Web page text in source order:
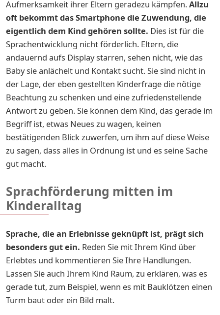
Aufmerksamkeit ihrer Eltern geradezu kämpfen.Allzu
oft bekommt das Smartphone die Zuwendung, die
eigentlich dem Kind gehören sollte. Dies ist für die
Sprachentwicklung nicht förderlich. Eltern, die
andauernd aufs Display starren, sehen nicht, wie das
Baby sie anlächelt und Kontakt sucht. Sie sind nicht in
der Lage, der eben gestellten Kinderfrage die nötige
Beachtung zu schenken und eine zufriedenstellende
Antwort zu geben. Sie können dem Kind, das gerade im
Begriff ist, etwas Neues zu wagen, keinen
bestätigenden Blick zuwerfen, um ihm auf diese Weise
zu sagen, dass alles in Ordnung ist und es seine Sache
gut macht.
Sprachförderung mitten im
Kinderalltag
Sprache, die an Erlebnisse geknüpft ist, prägt sich
besonders gut ein. Reden Sie mit Ihrem Kind über
Erlebtes und kommentieren Sie Ihre Handlungen.
Lassen Sie auch Ihrem Kind Raum, zu erklären, was es
gerade tut, zum Beispiel, wenn es mit Bauklötzen einen
Turm baut oder ein Bild malt.